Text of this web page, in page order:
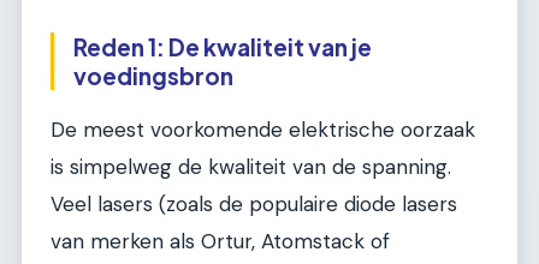
Reden 1: De kwaliteit van je
voedingsbron
De meest voorkomende elektrische oorzaak
is simpelweg de kwaliteit van de spanning.
Veel lasers (zoals de populaire diode lasers
van merken als Ortur, Atomstack of